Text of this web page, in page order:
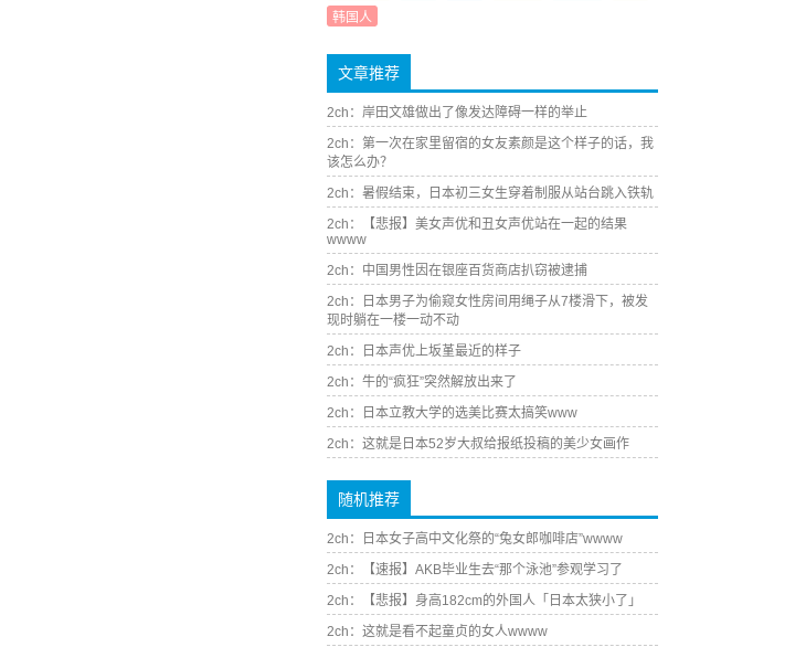
韩国人
文章推荐
2ch：岸田文雄做出了像发达障碍一样的举止
2ch：第一次在家里留宿的女友素颜是这个样子的话，我
该怎么办？
2ch：暑假结束，日本初三女生穿着制服从站台跳入铁轨
2ch：【悲报】美女声优和丑女声优站在一起的结果
wwww
2ch：中国男性因在银座百货商店扒窃被逮捕
2ch：日本男子为偷窥女性房间用绳子从7楼滑下，被发
现时躺在一楼一动不动
2ch：日本声优上坂堇最近的样子
2ch：牛的“疯狂”突然解放出来了
2ch：日本立教大学的选美比赛太搞笑www
2ch：这就是日本52岁大叔给报纸投稿的美少女画作
随机推荐
2ch：日本女子高中文化祭的“兔女郎咖啡店”wwww
2ch：【速报】AKB毕业生去“那个泳池”参观学习了
2ch：【悲报】身高182cm的外国人「日本太狭小了」
2ch：这就是看不起童贞的女人wwww